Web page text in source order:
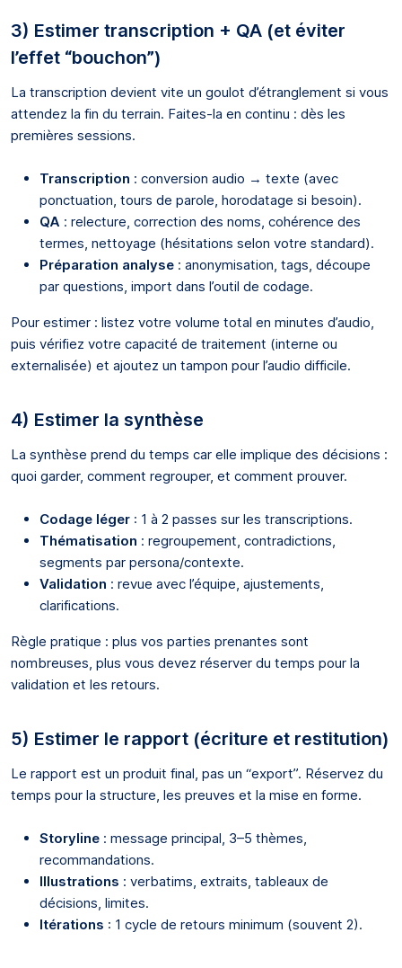
3) Estimer transcription + QA (et éviter
l’effet “bouchon”)
La transcription devient vite un goulot d’étranglement si vous
attendez la fin du terrain. Faites-la en continu : dès les
premières sessions.
Transcription : conversion audio → texte (avec
ponctuation, tours de parole, horodatage si besoin).
QA : relecture, correction des noms, cohérence des
termes, nettoyage (hésitations selon votre standard).
Préparation analyse : anonymisation, tags, découpe
par questions, import dans l’outil de codage.
Pour estimer : listez votre volume total en minutes d’audio,
puis vérifiez votre capacité de traitement (interne ou
externalisée) et ajoutez un tampon pour l’audio difficile.
4) Estimer la synthèse
La synthèse prend du temps car elle implique des décisions :
quoi garder, comment regrouper, et comment prouver.
Codage léger : 1 à 2 passes sur les transcriptions.
Thématisation : regroupement, contradictions,
segments par persona/contexte.
Validation : revue avec l’équipe, ajustements,
clarifications.
Règle pratique : plus vos parties prenantes sont
nombreuses, plus vous devez réserver du temps pour la
validation et les retours.
5) Estimer le rapport (écriture et restitution)
Le rapport est un produit final, pas un “export”. Réservez du
temps pour la structure, les preuves et la mise en forme.
Storyline : message principal, 3–5 thèmes,
recommandations.
Illustrations : verbatims, extraits, tableaux de
décisions, limites.
Itérations : 1 cycle de retours minimum (souvent 2).